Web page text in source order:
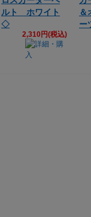
ルト ホワイト
◇
2,310円(税込)
＆
ー